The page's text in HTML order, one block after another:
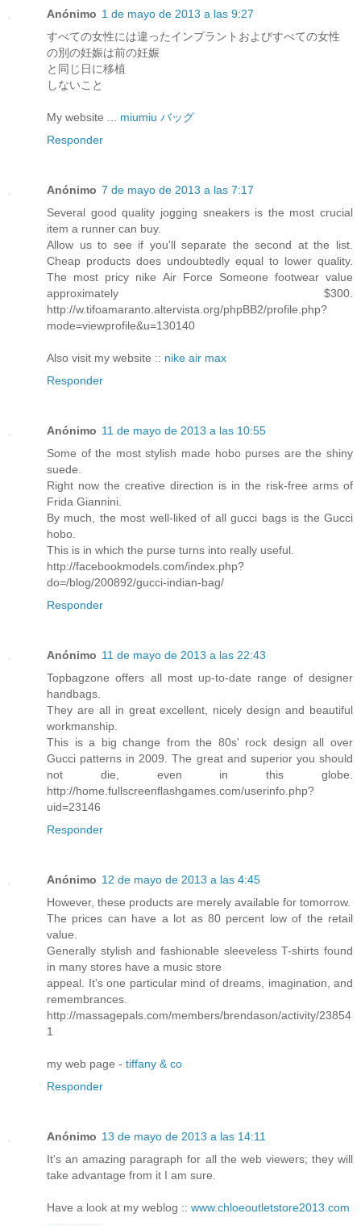
Anónimo 1 de mayo de 2013 a las 9:27
すべての女性には違ったインプラントおよびすべての女性
の別の妊娠は前の妊娠
と同じ日に移植
しないこと
My website ... miumiu バッグ
Responder
Anónimo 7 de mayo de 2013 a las 7:17
Several good quality jogging sneakers is the most crucial
item a runner can buy.
Allow us to see if you'll separate the second at the list.
Cheap products does undoubtedly equal to lower quality.
The most pricy nike Air Force Someone footwear value
approximately $300.
http://w.tifoamaranto.altervista.org/phpBB2/profile.php?
mode=viewprofile&u=130140
Also visit my website :: nike air max
Responder
Anónimo 11 de mayo de 2013 a las 10:55
Some of the most stylish made hobo purses are the shiny
suede.
Right now the creative direction is in the risk-free arms of
Frida Giannini.
By much, the most well-liked of all gucci bags is the Gucci
hobo.
This is in which the purse turns into really useful.
http://facebookmodels.com/index.php?
do=/blog/200892/gucci-indian-bag/
Responder
Anónimo 11 de mayo de 2013 a las 22:43
Topbagzone offers all most up-to-date range of designer
handbags.
They are all in great excellent, nicely design and beautiful
workmanship.
This is a big change from the 80s' rock design all over
Gucci patterns in 2009. The great and superior you should
not die, even in this globe.
http://home.fullscreenflashgames.com/userinfo.php?
uid=23146
Responder
Anónimo 12 de mayo de 2013 a las 4:45
However, these products are merely available for tomorrow.
The prices can have a lot as 80 percent low of the retail
value.
Generally stylish and fashionable sleeveless T-shirts found
in many stores have a music store
appeal. It's one particular mind of dreams, imagination, and
remembrances.
http://massagepals.com/members/brendason/activity/23854
1
my web page - tiffany & co
Responder
Anónimo 13 de mayo de 2013 a las 14:11
It's an amazing paragraph for all the web viewers; they will
take advantage from it I am sure.
Have a look at my weblog :: www.chloeoutletstore2013.com